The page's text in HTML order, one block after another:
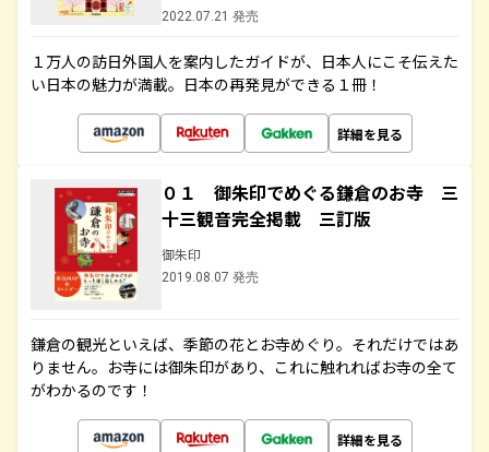
2022.07.21 発売
１万人の訪日外国人を案内したガイドが、日本人にこそ伝えた
い日本の魅力が満載。日本の再発見ができる１冊！
詳細を見る
０１ 御朱印でめぐる鎌倉のお寺 三
十三観音完全掲載 三訂版
御朱印
2019.08.07 発売
鎌倉の観光といえば、季節の花とお寺めぐり。それだけではあ
りません。お寺には御朱印があり、これに触れればお寺の全て
がわかるのです！
詳細を見る